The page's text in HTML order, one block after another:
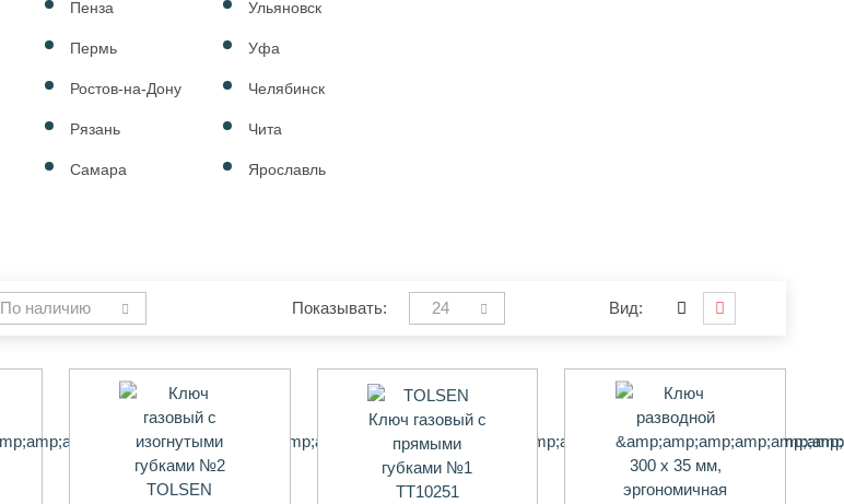
Пенза
Пермь
Ростов-на-Дону
Рязань
Самара
Ульяновск
Уфа
Челябинск
Чита
Ярославль
По наличию Показывать: 24 Вид: